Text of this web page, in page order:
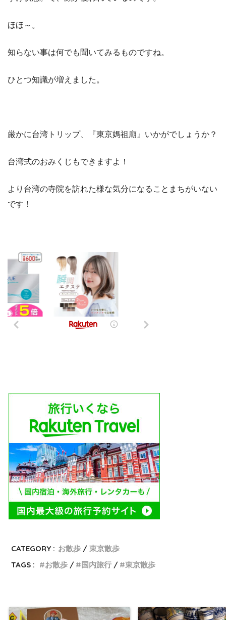
ほほ～。
知らない事は何でも聞いてみるものですね。
ひとつ知識が増えました。
厳かに台湾トリップ、『東京媽祖廟』いかがでしょうか？
台湾式のおみくじもできますよ！
より台湾の寺院を訪れた様な気分になることまちがいない
です！
CATEGORY : お散歩
東京散歩
TAGS :
お散歩 国内旅行 東京散歩